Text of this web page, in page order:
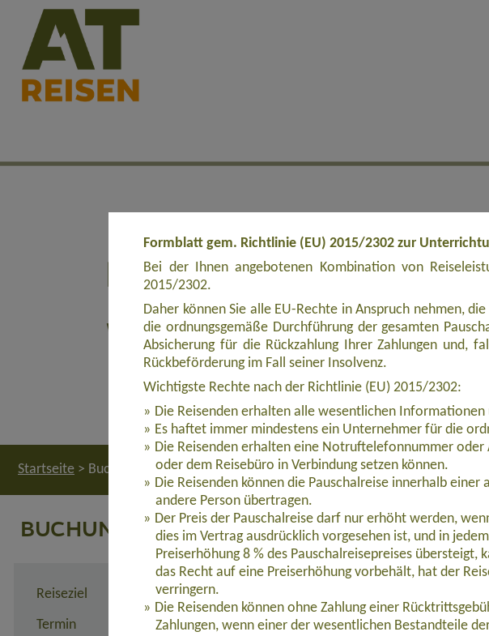
Startseite > Buchung
BUCHUNG
Reiseziel KORSIKA: Fernwanderweg GR20 (EUFR011)
Termin 06.09. - 18.09.2025
Formblatt gem. Richtlinie (EU) 2015/2302 zur
Bei der Ihnen angebotenen Kombination von
2015/2302.
Daher können Sie alle EU-Rechte in Anspruch nehmen,
die ordnungsgemäße Durchführung der gesamten
Absicherung für die Rückzahlung Ihrer Zahlungen und,
Rückbeförderung im Fall seiner Insolvenz.
Wichtigste Rechte nach der Richtlinie (EU) 2015/2302:
Die Reisenden erhalten alle wesentlichen Informationen
Es haftet immer mindestens ein Unternehmer für die
Die Reisenden erhalten eine Notruftelefonnummer
oder dem Reisebüro in Verbindung setzen können.
Die Reisenden können die Pauschalreise innerhalb
andere Person übertragen.
Der Preis der Pauschalreise darf nur erhöht werden,
dies im Vertrag ausdrücklich vorgesehen ist, und in
Preiserhöhung 8 % des Pauschalreisepreises
das Recht auf eine Preiserhöhung vorbehält, hat der
verringern.
Die Reisenden können ohne Zahlung einer
Zahlungen, wenn einer der wesentlichen Bestandteile